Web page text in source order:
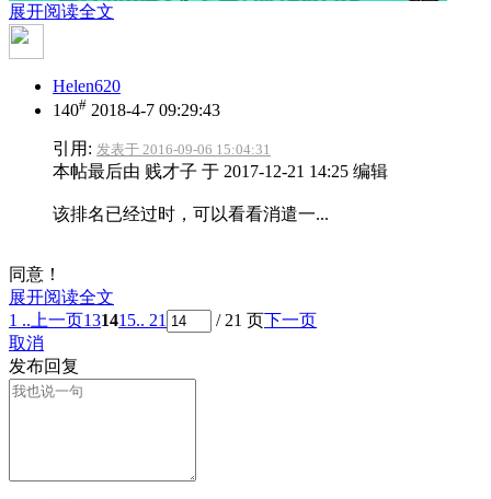
展开阅读全文
Helen620
140# 2018-4-7 09:29:43
引用: 发表于 2016-09-06 15:04:31
本帖最后由 贱才子 于 2017-12-21 14:25 编辑
该排名已经过时，可以看看消遣一...
同意！
展开阅读全文
1 .. 上一页131415.. 21 / 21 页下一页
取消
发布回复